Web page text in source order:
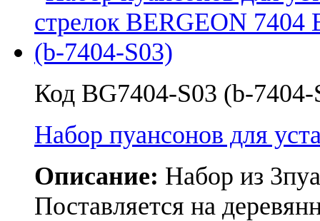
Код BG7404-S03 (b-7404-
Набор пуансонов для
Описание: Набор из
Поставляется на